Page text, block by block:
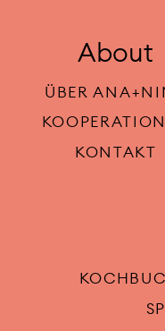
About
ÜBER
KONTAKT